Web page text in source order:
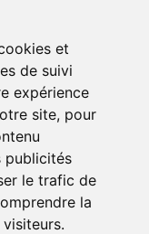
et
de suivi
expérience
site, pour
publicités
le trafic de
la